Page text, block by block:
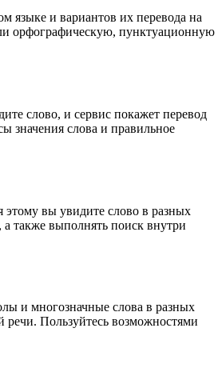
языке и вариантов их перевода на
орфографическую, пунктуационную
слово, и сервис покажет перевод
значения слова и правильное
этому вы увидите слово в разных
а также выполнять поиск внутри
и многозначные слова в разных
речи. Пользуйтесь возможностями